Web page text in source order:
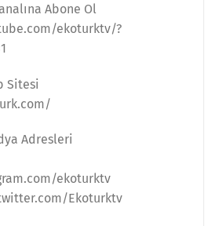
Abone Ol
ekoturktv/?
Sitesi
Adresleri
ekoturktv
Ekoturktv